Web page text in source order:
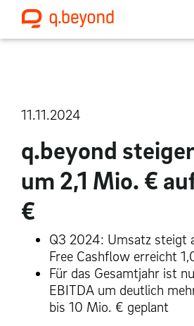
11.11.2024
q.beyond
um 2,1 Mio. €
€
Q3 2024: Umsatz steigt
Free Cashflow erreicht
Für das Gesamtjahr ist
EBITDA um deutlich
bis 10 Mio. € geplant